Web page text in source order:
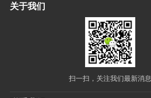
关于我们
扫一扫，关注我们最新消息